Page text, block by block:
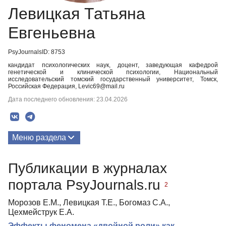
Левицкая Татьяна
Евгеньевна
PsyJournalsID: 8753
кандидат психологических наук, доцент, заведующая кафедрой
генетической и клинической психологии, Национальный
исследовательский томский государственный университет, Томск,
Российская Федерация, Levic69@mail.ru
Дата последнего обновления: 23.04.2026
Меню раздела
Публикации в журналах
портала PsyJournals.ru
2
Морозов Е.М., Левицкая Т.Е., Богомаз С.А.,
Цехмейструк Е.А.